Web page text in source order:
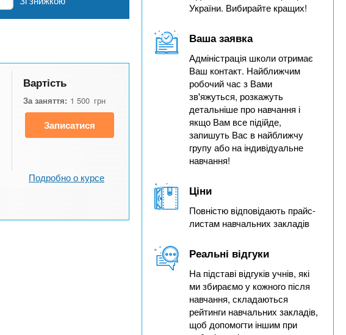
Вартість
За заняття: 1 500 грн
Записатися
Подробно о курсе
України. Вибирайте кращих!
Ваша заявка
Адміністрація школи отримає
Ваш контакт. Найближчим
робочий час з Вами
зв'яжуться, розкажуть
детальніше про навчання і
якщо Вам все підійде,
запишуть Вас в найближчу
групу або на індивідуальне
навчання!
Ціни
Повністю відповідають прайс-
листам навчальних закладів
Реальні відгуки
На підставі відгуків учнів, які
ми збираємо у кожного після
навчання, складаються
рейтинги навчальних закладів,
щоб допомогти іншим при